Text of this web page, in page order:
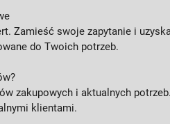
Zamieść swoje zapytanie i
do Twoich potrzeb.
zakupowych i aktualnych potrzeb.
klientami.